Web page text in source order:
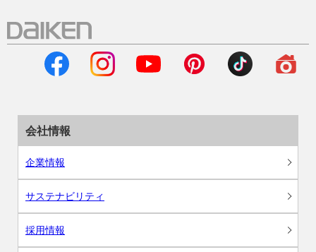
会社情報
企業情報
サステナビリティ
採用情報